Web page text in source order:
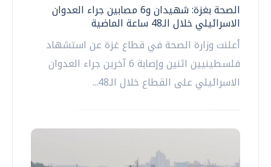
الصحة بغزة: شهيدان و6 مصابين جراء العدوان
الاسرائيلي خلال الـ48 ساعة الماضية
أعلنت وزارة الصحة في قطاع غزة عن استشهاد
فلسطينيين اثنين وإصابة 6 آخرين جراء العدوان
الاسرائيلي على القطاع خلال الـ48...